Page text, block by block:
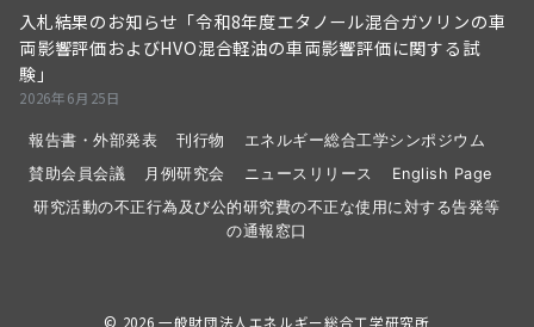
入札結果のお知らせ「令和8年度エタノール混合ガソリンの車
両影響評価およびHVO混合軽油の車両影響評価に関する試
験」
2026年6月25日
報告書・外部発表 刊行物
エネルギー総合工学シンポジウム
賛助会員会議
月例研究会 ニュースリリース
English Page
研究活動の不正行為及び公的研究費の不正な使用に対する告発等
の通報窓口
© 2026 一般財団法人エネルギー総合工学研究所